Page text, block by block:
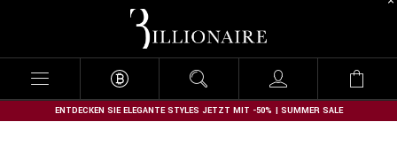
l
l
o
n
ENTDECKEN SIE ELEGANTE STYLES JETZT MIT -50% | SUMMER SALE